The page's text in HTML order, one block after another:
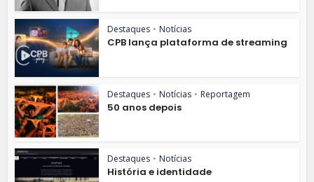
Destaques • Notícias
CPB lança plataforma de streaming
Destaques • Notícias • Reportagem
50 anos depois
Destaques • Notícias
História e identidade